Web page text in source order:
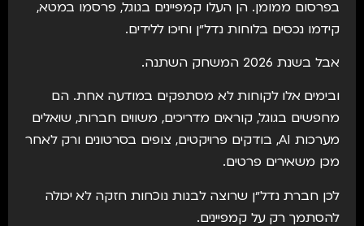
בפרסום ממומן. הן העלו קמפיינים בגוגל, פרסמו במטא,
קידמו נכסים בלוחות נדל״ן וחיכו ללידים.
אבל בשנת 2026 המשחק השתנה.
ובימים אלו לקוחות לא מסתפקים במודעה אחת. הם
מחפשים בגוגל, קוראים מדריכים, משווים חברות, שואלים
מערכות AI, בודקים פרויקטים, צופים בסרטונים ורק לאחר
מכן משאירים פרטים.
לכן חברת נדל״ן שרוצה לבנות נוכחות חזקה לא יכולה
להסתמך רק על קמפיינים.